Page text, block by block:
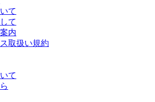
て
て
内
取扱い規約
て